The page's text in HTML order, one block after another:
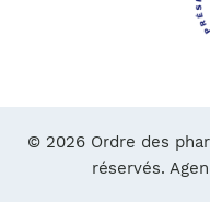
© 2026 Ordre des
réservés.